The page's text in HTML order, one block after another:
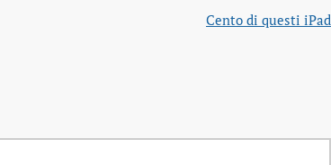
Cento di questi iPad